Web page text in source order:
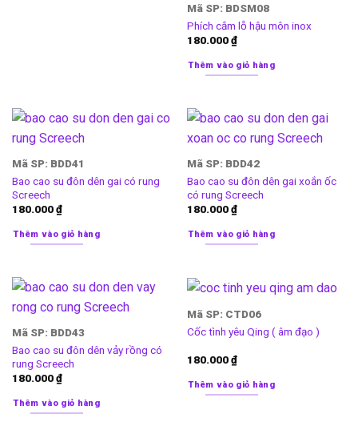
Mã SP: BDSM08
Phích cắm lỗ hậu môn inox
180.000₫
Thêm vào giỏ hàng
Mã SP: BDD41
Bao cao su đôn dên gai có rung
Screech
180.000₫
Thêm vào giỏ hàng
Mã SP: BDD42
Bao cao su đôn dên gai xoắn ốc
có rung Screech
180.000₫
Thêm vào giỏ hàng
Mã SP: BDD43
Bao cao su đôn dên vảy rồng có
rung Screech
180.000₫
Thêm vào giỏ hàng
Mã SP: CTD06
Cốc tình yêu Qing ( âm đạo )
180.000₫
Thêm vào giỏ hàng